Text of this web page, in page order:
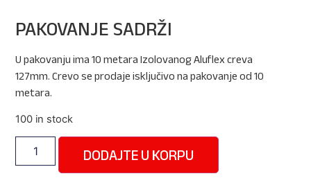
PAKOVANJE SADRŽI
U pakovanju ima 10 metara Izolovanog Aluflex creva
127mm. Crevo se prodaje isključivo na pakovanje od 10
metara.
100 in stock
DODAJTE U KORPU